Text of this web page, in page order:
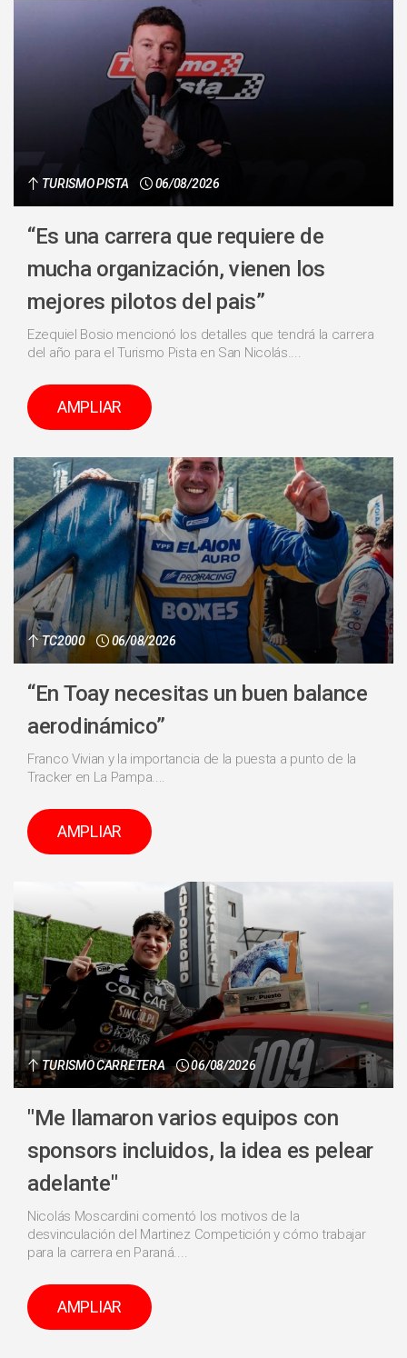
TURISMO PISTA 06/08/2026
“Es una carrera que requiere de
mucha organización, vienen los
mejores pilotos del pais”
Ezequiel Bosio mencionó los detalles que tendrá la carrera
del año para el Turismo Pista en San Nicolás....
AMPLIAR
TC2000 06/08/2026
“En Toay necesitas un buen balance
aerodinámico”
Franco Vivian y la importancia de la puesta a punto de la
Tracker en La Pampa....
AMPLIAR
TURISMO CARRETERA 06/08/2026
"Me llamaron varios equipos con
sponsors incluidos, la idea es pelear
adelante"
Nicolás Moscardini comentó los motivos de la
desvinculación del Martinez Competición y cómo trabajar
para la carrera en Paraná....
AMPLIAR